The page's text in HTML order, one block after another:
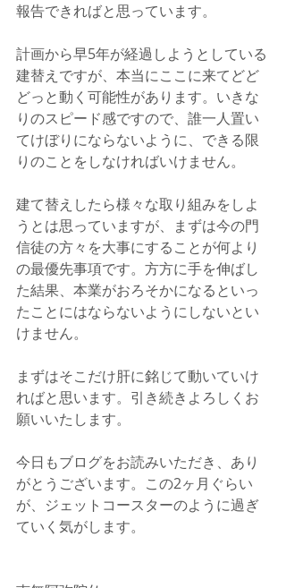
報告できればと思っています。
計画から早5年が経過しようとしている
建替えですが、本当にここに来てどど
どっと動く可能性があります。いきな
りのスピード感ですので、誰一人置い
てけぼりにならないように、できる限
りのことをしなければいけません。
建て替えしたら様々な取り組みをしよ
うとは思っていますが、まずは今の門
信徒の方々を大事にすることが何より
の最優先事項です。方方に手を伸ばし
た結果、本業がおろそかになるといっ
たことにはならないようにしないとい
けません。
まずはそこだけ肝に銘じて動いていけ
ればと思います。引き続きよろしくお
願いいたします。
今日もブログをお読みいただき、あり
がとうございます。この2ヶ月ぐらい
が、ジェットコースターのように過ぎ
ていく気がします。